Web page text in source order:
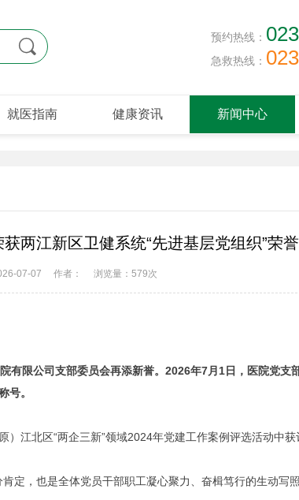
 预约热线：
急救热线：
就医指南 健康资讯 新闻中心
两江新区卫健系统“先进基层党组织”荣
07-07 作者： 浏览量： 579次
有限公司支部委员会再添新誉。2026年7月1日，医院党支
号。
江北区“两企三新”领域2024年党建工作案例评选活动中获
定，也是全体党员干部职工凝心聚力、奋楫笃行的生动写照